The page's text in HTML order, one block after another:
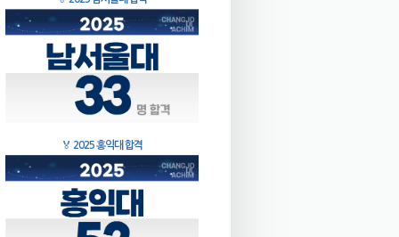
🏅 2025 홍익대 합격